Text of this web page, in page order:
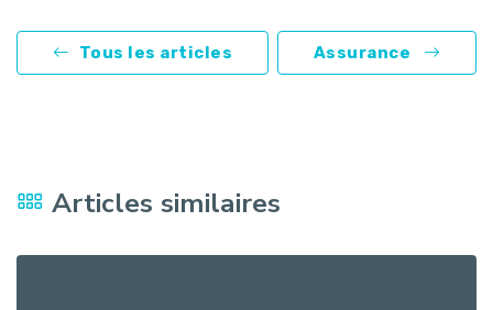
Tous les articles Assurance
Articles similaires